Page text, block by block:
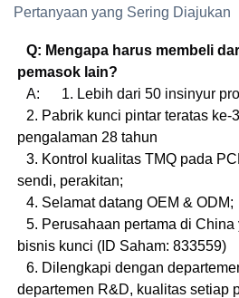
Pertanyaan yang Sering Diajukan
Q: Mengapa harus membeli
pemasok lain?
A:
1. Lebih dari 50 insinyur
2. Pabrik kunci pintar teratas ke-
pengalaman 28 tahun
3. Kontrol kualitas TMQ pada
sendi, perakitan;
4. Selamat datang OEM & ODM;
5. Perusahaan pertama di China
bisnis kunci (ID Saham: 833559)
6. Dilengkapi dengan
departemen R&D, kualitas setiap